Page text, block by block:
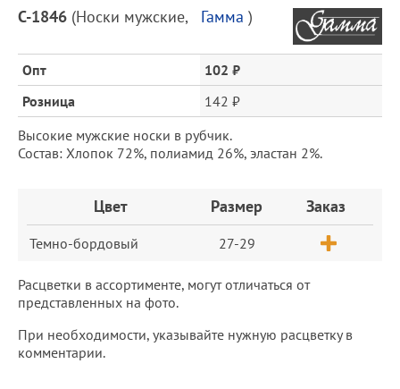
Описание
товара
и
цена
С-1846 (Носки мужские, Гамма )
Опт
102 ₽
Розница
142 ₽
Высокие мужские носки в рубчик.
Состав: Хлопок 72%, полиамид 26%, эластан 2%.
Цвет Размер Заказ
Темно-бордовый 27-29
Расцветки в ассортименте, могут отличаться от
представленных на фото.
При необходимости, указывайте нужную расцветку в
комментарии.